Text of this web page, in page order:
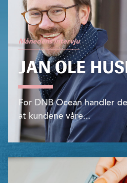
Månedens intervju
JAN OLE
For DNB Ocean handler
at kundene våre...